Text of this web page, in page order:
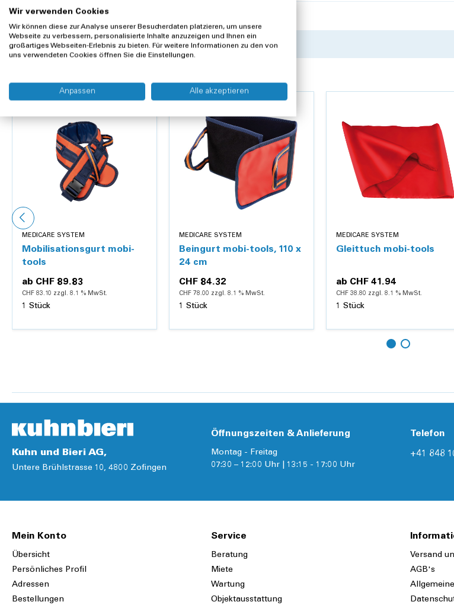
Drehkissen
Transfer Rutschbrett
Gleittuch
Im Lieferumfang ebenfalls enthalten ist ein Leitfaden für verschiedene Transfer- und
Produkteigenschaften
Farbe: Blau
Zubehör
MEDICARE SYSTEM
Mobilisationsgurt mobi-
tools
ab CHF 89.83
CHF 83.10 zzgl. 8.1 % MwSt.
1 Stück
MEDICARE SYSTEM
Beingurt mobi-tools, 110 x
24 cm
CHF 84.32
CHF 78.00 zzgl. 8.1 % MwSt.
1 Stück
MEDICARE SYSTEM
Gleittuch mobi-tools
ab CHF 41.94
CHF 38.80 zzgl. 8.1 % MwSt.
1 Stück
Kuhn und Bieri AG,
Untere Brühlstrasse 10, 4800 Zofingen
Öffnungszeiten & Anlieferung
Montag - Freitag
07:30 – 12:00 Uhr | 13:15 - 17:00 Uhr
Telefon
+41 848
Mein Konto
Übersicht
Persönliches Profil
Adressen
Bestellungen
Service
Beratung
Miete
Wartung
Objektausstattung
Versand
AGB's
Wir verwenden Cookies
Wir können diese zur Analyse unserer Besucherdaten platzieren, um unsere
Webseite zu verbessern, personalisierte Inhalte anzuzeigen und Ihnen ein
großartiges Webseiten-Erlebnis zu bieten. Für weitere Informationen zu den von
uns verwendeten Cookies öffnen Sie die Einstellungen.
Anpassen Alle akzeptieren